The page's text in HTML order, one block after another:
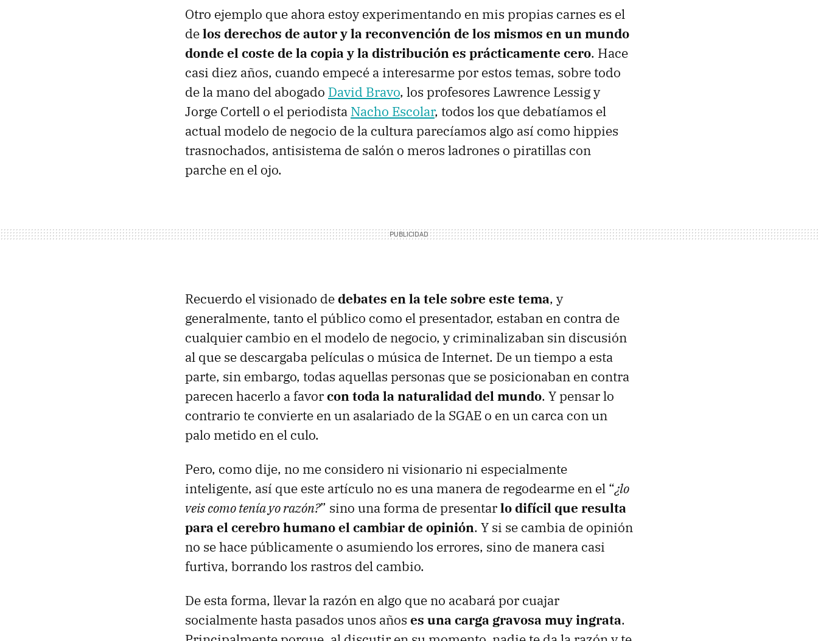
Otro ejemplo que ahora estoy experimentando en mis propias carnes es el
delos derechos de autor y la reconvención de los mismos en un mundo
donde el coste de la copia y la distribución es prácticamente cero. Hace
casi diez años, cuando empecé a interesarme por estos temas, sobre todo
de la mano del abogado David Bravo, los profesores Lawrence Lessig y
Jorge Cortell o el periodista Nacho Escolar, todos los que debatíamos el
actual modelo de negocio de la cultura parecíamos algo así como hippies
trasnochados, antisistema de salón o meros ladrones o piratillas con
parche en el ojo.
Recuerdo el visionado dedebates en la tele sobre este tema, y
generalmente, tanto el público como el presentador, estaban en contra de
cualquier cambio en el modelo de negocio, y criminalizaban sin discusión
al que se descargaba películas o música de Internet. De un tiempo a esta
parte, sin embargo, todas aquellas personas que se posicionaban en contra
parecen hacerlo a favorcon toda la naturalidad del mundo. Y pensar lo
contrario te convierte en un asalariado de la SGAE o en un carca con un
palo metido en el culo.
Pero, como dije, no me considero ni visionario ni especialmente
inteligente, así que este artículo no es una manera de regodearme en el “¿lo
veis como tenía yo razón?” sino una forma de presentarlo difícil que resulta
para el cerebro humano el cambiar de opinión. Y si se cambia de opinión
no se hace públicamente o asumiendo los errores, sino de manera casi
furtiva, borrando los rastros del cambio.
De esta forma, llevar la razón en algo que no acabará por cuajar
socialmente hasta pasados unos años es una carga gravosa muy ingrata.